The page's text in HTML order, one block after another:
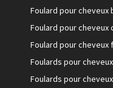
Foulard pour cheveux
Foulard pour cheveux
Foulard pour cheveux
Foulards pour
Foulards pour